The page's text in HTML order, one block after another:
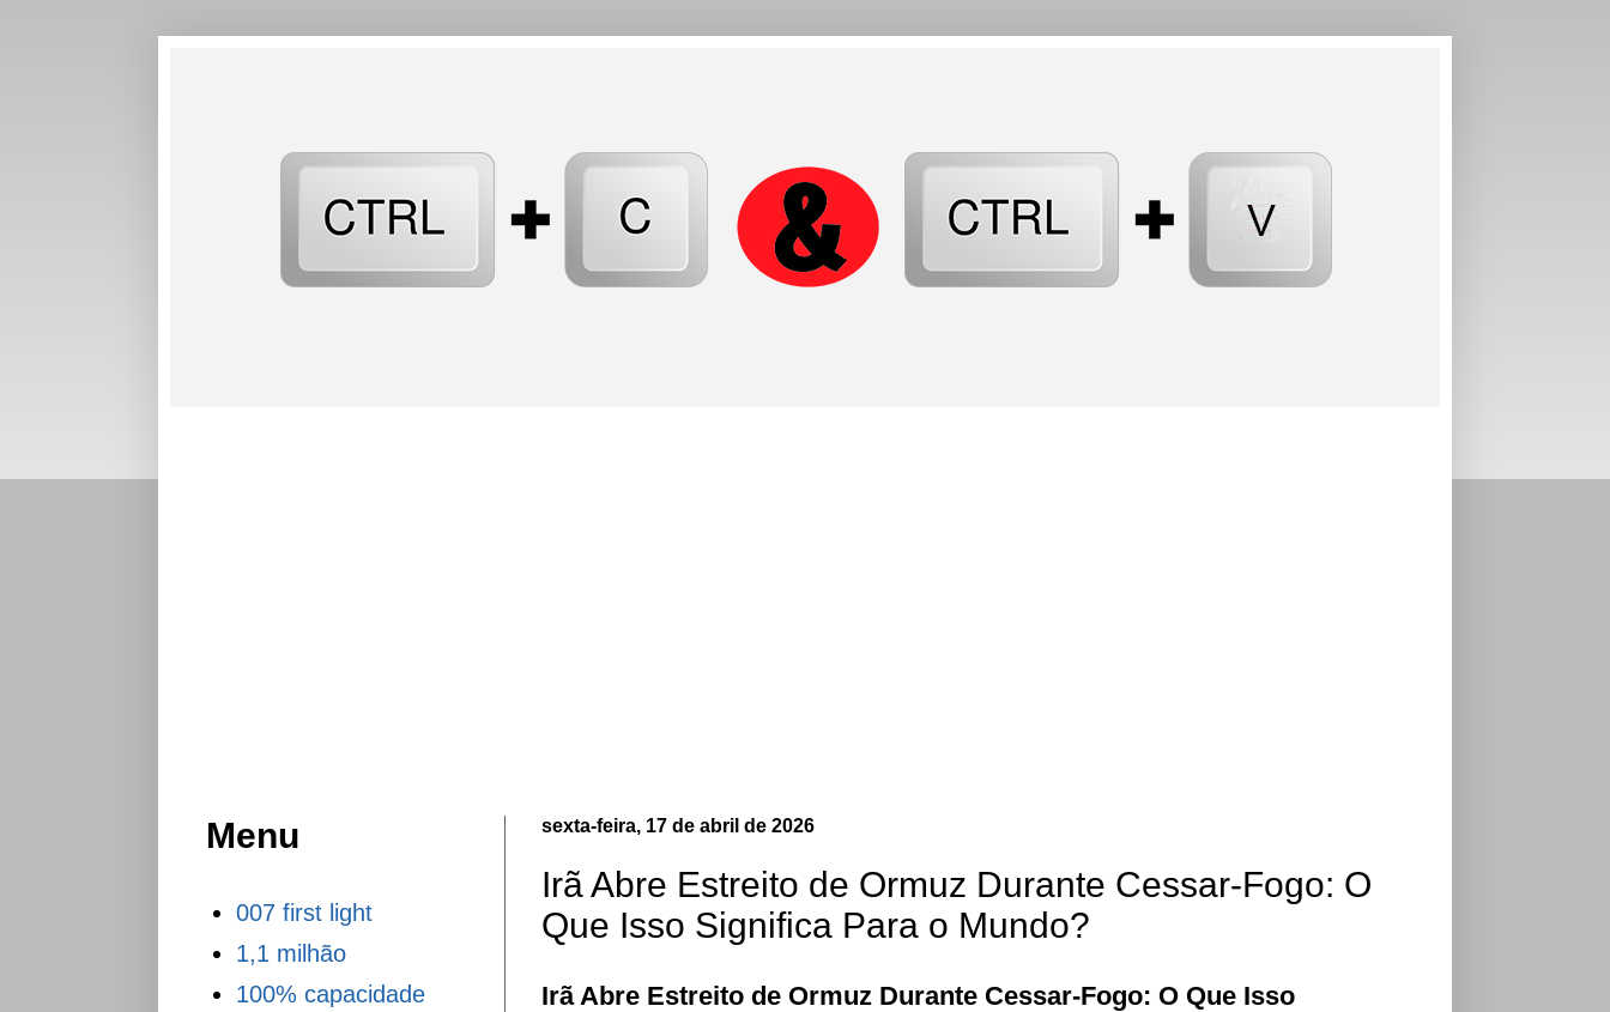
sexta-feira, 17 de abril de 2026
Irã Abre Estreito de Ormuz Durante Cessar-Fogo: O
Que Isso Significa Para o Mundo?
Irã Abre Estreito de Ormuz Durante Cessar-Fogo: O Que Isso
Menu
007 first light
1,1 milhão
100% capacidade